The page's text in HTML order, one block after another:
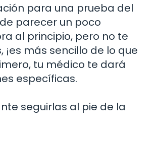
para una prueba del
parecer un poco
al principio, pero no te
¡es más sencillo de lo que
tu médico te dará
específicas.
seguirlas al pie de la